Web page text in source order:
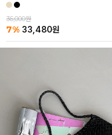
36,000원
7% 33,480원